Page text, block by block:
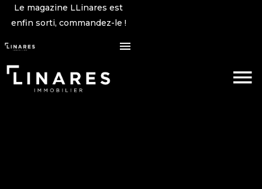
Le magazine LLinares est
enfin sorti, commandez-le !